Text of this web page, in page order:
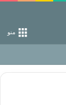
منو
خداست‌!